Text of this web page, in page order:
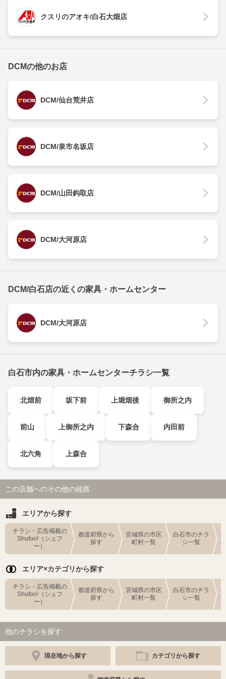
クスリのアオキ/白石大畑店
DCMの他のお店
DCM/仙台荒井店
DCM/泉市名坂店
DCM/山田鈎取店
DCM/大河原店
DCM/白石店の近くの家具・ホームセンター
DCM/大河原店
白石市内の家具・ホームセンターチラシ一覧
北畑前 坂下前 上堀畑後 御所之内
前山 上御所之内 下森合 内田前
北六角 上森合
この店舗へのその他の経路
エリアから探す
チラシ・広告掲載の
Shufoo!（シュフ
ー）
都道府県から
探す
宮城県の市区
町村一覧
白石市のチラ
シ一覧
エリア×カテゴリから探す
チラシ・広告掲載の
Shufoo!（シュフ
ー）
都道府県から
探す
宮城県の市区
町村一覧
白石市のチラ
シ一覧
他のチラシを探す
現在地から探す カテゴリから探す